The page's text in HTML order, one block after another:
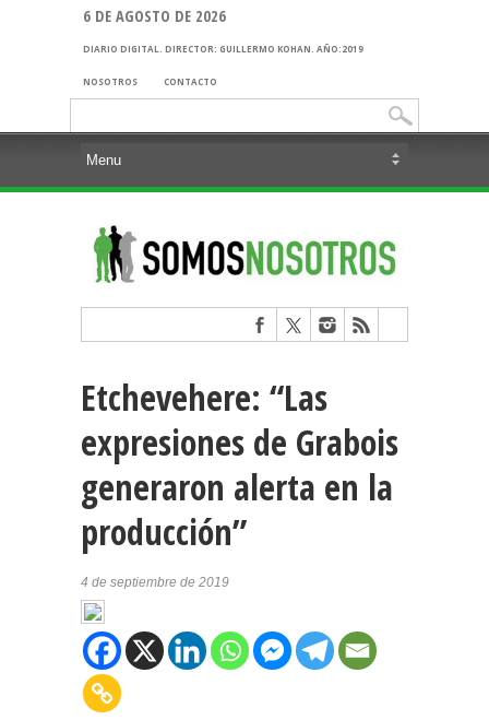
6 DE AGOSTO DE 2026
DIARIO DIGITAL. DIRECTOR: GUILLERMO KOHAN. AÑO:2019
NOSOTROS CONTACTO
Etchevehere: “Las
expresiones de Grabois
generaron alerta en la
producción”
4 de septiembre de 2019